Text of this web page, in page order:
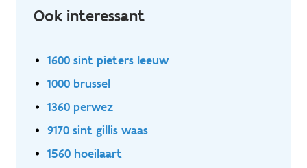
Ook interessant
1600 sint pieters leeuw
1000 brussel
1360 perwez
9170 sint gillis waas
1560 hoeilaart